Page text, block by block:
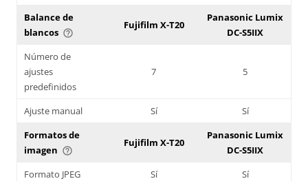
Balance de
blancos help_outline
Fujifilm X-T20
Panasonic Lumix
DC-S5IIX
Número de
ajustes
predefinidos
7 5
Ajuste manual Sí
Sí
Formatos de
imagen help_outline
Fujifilm X-T20
Panasonic Lumix
DC-S5IIX
Formato JPEG
Sí
Sí